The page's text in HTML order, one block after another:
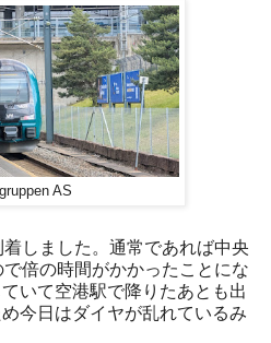
AS
しました。通常であれば中央
倍の時間がかかったことにな
いて空港駅で降りたあとも出
今日はダイヤが乱れているみ